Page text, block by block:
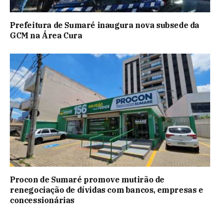
Prefeitura de Sumaré inaugura nova subsede da
GCM na Área Cura
Procon de Sumaré promove mutirão de
renegociação de dívidas com bancos, empresas e
concessionárias